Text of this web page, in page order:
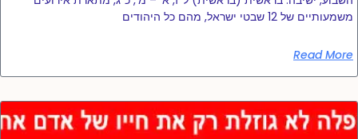
משמעותיים של 12 שבטי ישראל, מהם כל היהודים
Read More